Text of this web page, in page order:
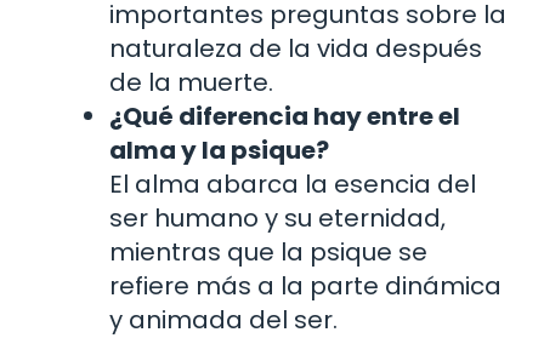
importantes preguntas sobre la
naturaleza de la vida después
de la muerte.
¿Qué diferencia hay entre el
alma y la psique?
El alma abarca la esencia del
ser humano y su eternidad,
mientras que la psique se
refiere más a la parte dinámica
y animada del ser.